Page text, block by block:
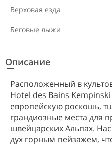
Верховая езда
Беговые лыжи
Описание
Расположенный в
Hotel des Bains Kempinski
европейскую роскошь,
грандиозные места для
швейцарских Альпах.
дух горным пейзажем,